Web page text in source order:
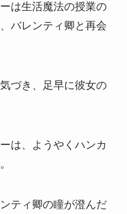
は生活魔法の授業の
バレンティ卿と再会
づき、足早に彼女の
は、ようやくハンカ
ティ卿の瞳が澄んだ